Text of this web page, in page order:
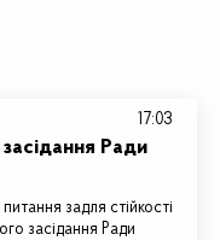
Ради
задля стійкості
засідання Ради
17:03